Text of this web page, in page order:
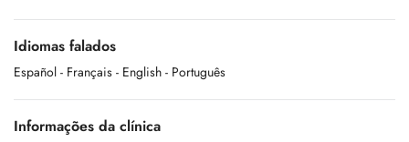
Idiomas falados
Español - Français - English - Português
Informações da clínica